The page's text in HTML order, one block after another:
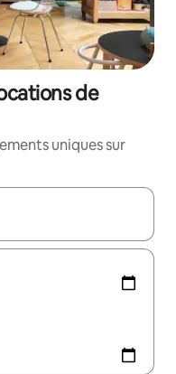
de
uniques sur
les flèches vers le